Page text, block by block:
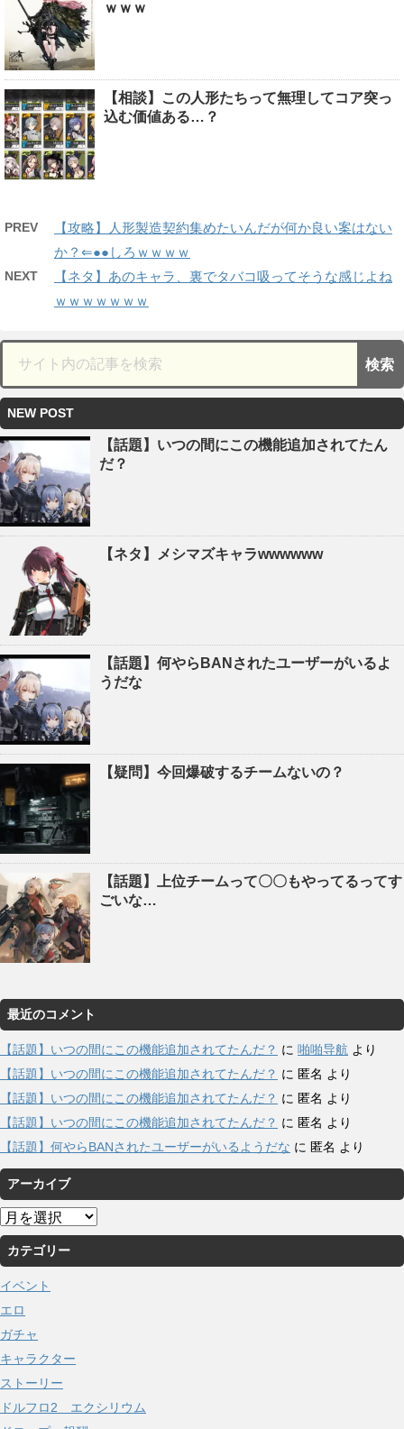
ｗｗｗ
【相談】この人形たちって無理してコア突っ
込む価値ある…？
PREV
【攻略】人形製造契約集めたいんだが何か良い案はない
か？⇐●●しろｗｗｗｗ
NEXT
【ネタ】あのキャラ、裏でタバコ吸ってそうな感じよね
ｗｗｗｗｗｗｗ
NEW POST
【話題】いつの間にこの機能追加されてたん
だ？
【ネタ】メシマズキャラwwwwww
【話題】何やらBANされたユーザーがいるよ
うだな
【疑問】今回爆破するチームないの？
【話題】上位チームって〇〇もやってるってす
ごいな…
最近のコメント
【話題】いつの間にこの機能追加されてたんだ？ に 啪啪导航 より
【話題】いつの間にこの機能追加されてたんだ？ に 匿名 より
【話題】いつの間にこの機能追加されてたんだ？ に 匿名 より
【話題】いつの間にこの機能追加されてたんだ？ に 匿名 より
【話題】何やらBANされたユーザーがいるようだな に 匿名 より
アーカイブ
ア
ー
カ
イ
ブ
カテゴリー
イベント
エロ
ガチャ
キャラクター
ストーリー
ドルフロ2 エクシリウム